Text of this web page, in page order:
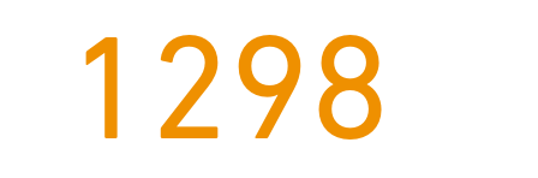
1298